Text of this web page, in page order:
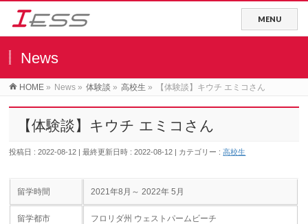
News
HOME » News » 体験談 » 高校生 » 【体験談】キウチ エミコさん
【体験談】キウチ エミコさん
投稿日 : 2022-08-12 最終更新日時 : 2022-08-12 カテゴリー :高校生
留学時間 2021年8月～ 2022年 5月
留学都市 フロリダ州 ウェストパームビーチ